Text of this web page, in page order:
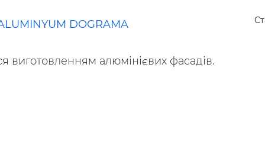
DOGRAMA
виготовленням алюмінієвих фасадів.